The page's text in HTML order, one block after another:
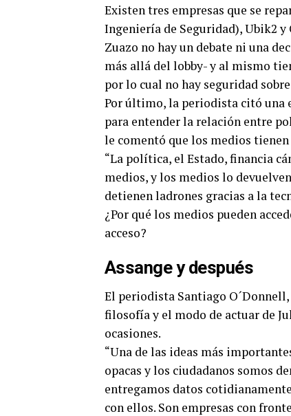
Existen tres empresas que se
Ingeniería de Seguridad), Ubik2 y
Zuazo no hay un debate ni una
más allá del lobby- y al mismo
por lo cual no hay seguridad
Por último, la periodista citó una
para entender la relación entre
le comentó que los medios tienen
“La política, el Estado, financia
medios, y los medios lo
detienen ladrones gracias a la
¿Por qué los medios pueden
acceso?
Assange y después
El periodista Santiago
filosofía y el modo de actuar de
ocasiones.
“Una de las ideas más
opacas y los ciudadanos somos
entregamos datos
con ellos. Son empresas con